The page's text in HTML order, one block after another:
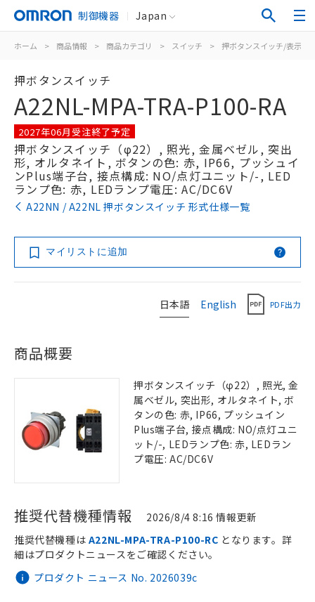
制御機器 Japan
ホーム > 商品情報 > 商品カテゴリ > スイッチ > 押ボタンスイッチ/表示灯
押ボタンスイッチ
A22NL-MPA-TRA-P100-RA
2027年06月受注終了予定
押ボタンスイッチ（φ22）, 照光, 金属ベゼル, 突出
形, オルタネイト, ボタンの色: 赤, IP66, プッシュイ
ンPlus端子台, 接点構成: NO/点灯ユニット/-, LED
ランプ色: 赤, LEDランプ電圧: AC/DC6V
A22NN / A22NL 押ボタンスイッチ 形式仕様一覧
マイリストに追加
日本語 English PDF出力
商品概要
押ボタンスイッチ（φ22）, 照光, 金
属ベゼル, 突出形, オルタネイト, ボ
タンの色: 赤, IP66, プッシュイン
Plus端子台, 接点構成: NO/点灯ユニ
ット/-, LEDランプ色: 赤, LEDラン
プ電圧: AC/DC6V
推奨代替機種情報 2026/8/4 8:16 情報更新
プロダクト ニュース No. 2026039c
推奨代替機種は A22NL-MPA-TRA-P100-RC となります。詳
細はプロダクトニュースをご確認ください。